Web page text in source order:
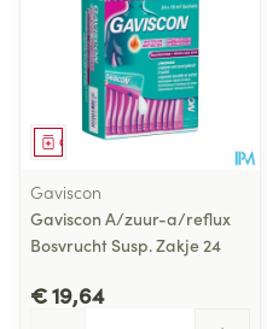
Geneesmiddel
Gaviscon
Gaviscon A/zuur-a/reflux
Bosvrucht Susp. Zakje 24
€ 19,64